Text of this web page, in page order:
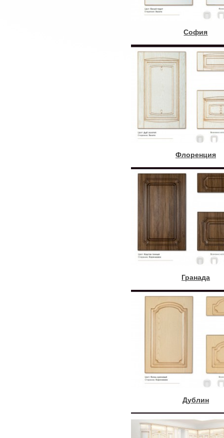
София
Флоренция
Гранада
Дублин